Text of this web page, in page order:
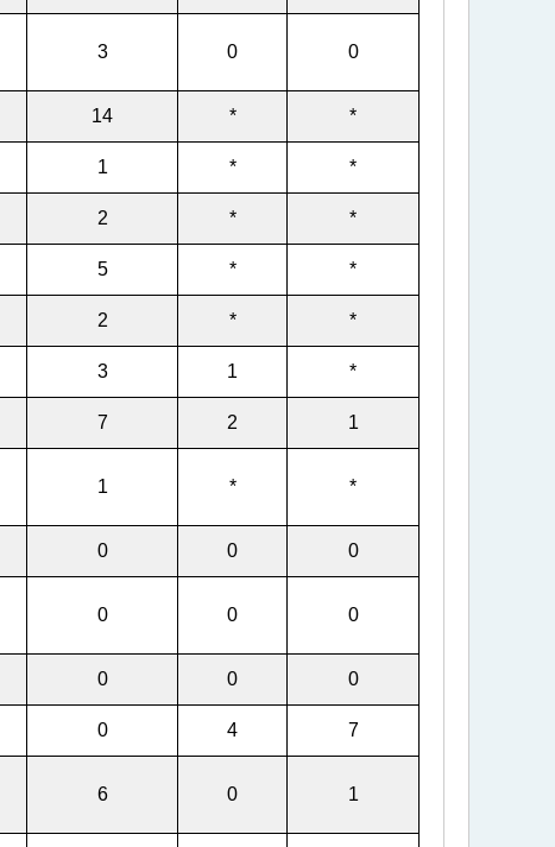
3 0 0
14 * *
1 * *
2 * *
5 * *
2 * *
3 1 *
7 2 1
1 * *
0 0 0
0 0 0
0 0 0
0 4 7
6 0 1